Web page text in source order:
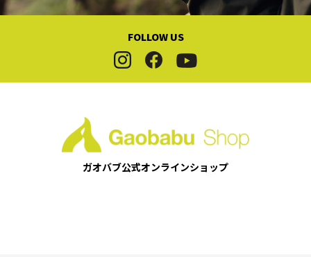
【災害対策】コンロ・熱源
【災害対策】クーラー・ジャグ・保冷剤
【災害対策】保存食・保存飲料
FOLLOW US
ガオバブ公式オンラインショップ